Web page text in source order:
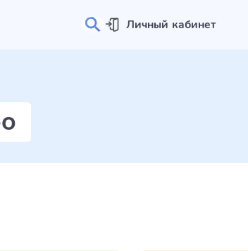
Личный кабинет